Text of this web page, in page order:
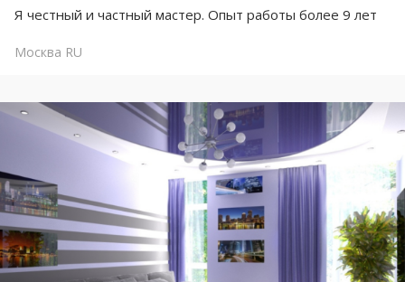
Я честный и частный мастер. Опыт работы более 9 лет
Москва RU